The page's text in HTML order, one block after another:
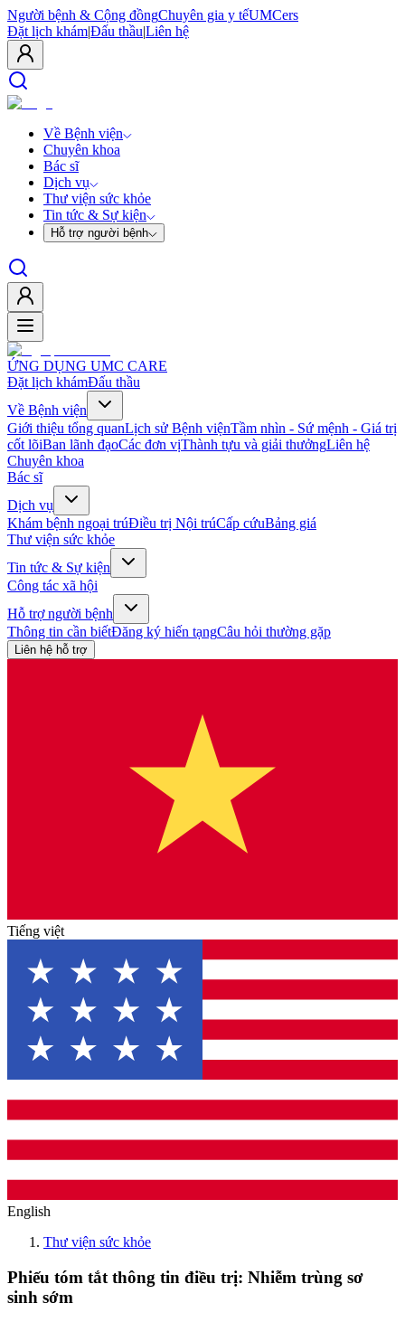
Người bệnh & Cộng đồngChuyên gia y tếUMCers
Đặt lịch khám|Đấu thầu|Liên hệ
Về Bệnh viện
Chuyên khoa
Bác sĩ
Dịch vụ
Thư viện sức khỏe
Tin tức & Sự kiện
Hỗ trợ người bệnh
ỨNG DỤNG UMC CARE
Đặt lịch khámĐấu thầu
Về Bệnh viện
Giới thiệu tổng quanLịch sử Bệnh việnTầm nhìn - Sứ mệnh - Giá trị
cốt lõiBan lãnh đạoCác đơn vịThành tựu và giải thưởngLiên hệ
Chuyên khoa
Bác sĩ
Dịch vụ
Khám bệnh ngoại trúĐiều trị Nội trúCấp cứuBảng giá
Thư viện sức khỏe
Tin tức & Sự kiện
Công tác xã hội
Hỗ trợ người bệnh
Thông tin cần biếtĐăng ký hiến tạngCâu hỏi thường gặp
Liên hệ hỗ trợ
Tiếng việt
English
Thư viện sức khỏe
Phiếu tóm tắt thông tin điều trị: Nhiễm trùng sơ
sinh sớm